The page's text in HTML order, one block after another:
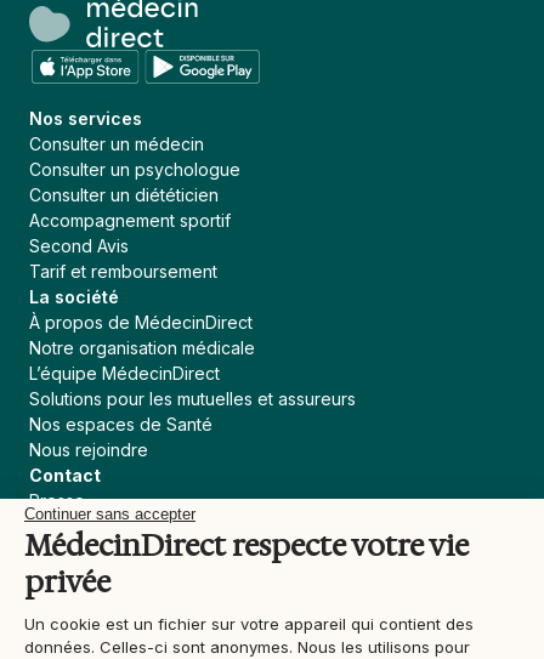
Nos services
Consulter un médecin
Consulter un psychologue
Consulter un diététicien
Accompagnement sportif
Second Avis
Tarif et remboursement
La société
À propos de MédecinDirect
Notre organisation médicale
L’équipe MédecinDirect
Solutions pour les mutuelles et assureurs
Nos espaces de Santé
Nous rejoindre
Contact
Presse
Assureur, courtier
Collectivités
Devenir praticien MédecinDirect
Liens utiles
Blog
Actualités Santé
Continuer sans accepter
MédecinDirect respecte votre vie
privée
Un cookie est un fichier sur votre appareil qui contient des
données. Celles-ci sont anonymes. Nous les utilisons pour